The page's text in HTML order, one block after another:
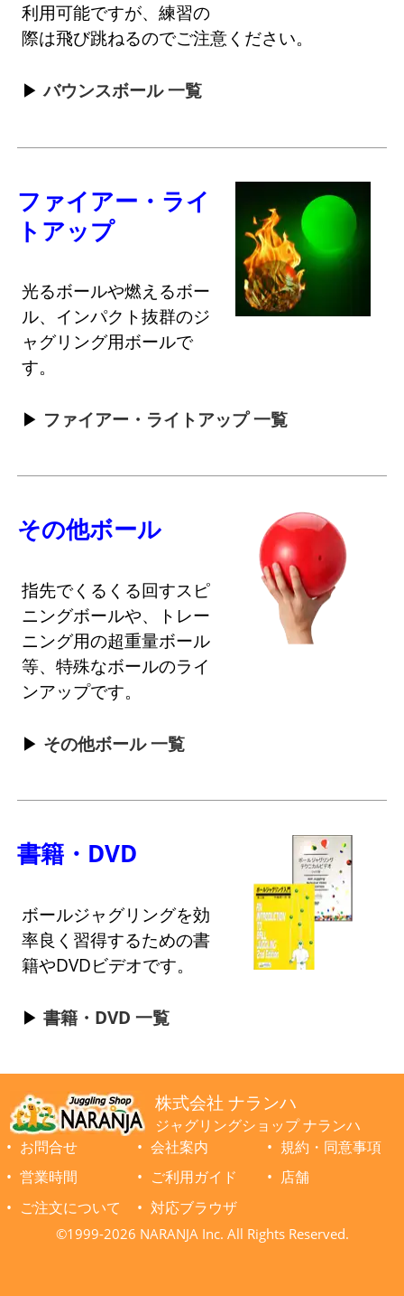
利用可能ですが、練習の
際は飛び跳ねるのでご注意ください。
バウンスボール 一覧
ファイアー・ライ
トアップ
光るボールや燃えるボー
ル、インパクト抜群のジ
ャグリング用ボールで
す。
ファイアー・ライトアップ 一覧
その他ボール
指先でくるくる回すスピ
ニングボールや、トレー
ニング用の超重量ボール
等、特殊なボールのライ
ンアップです。
その他ボール 一覧
書籍・DVD
ボールジャグリングを効
率良く習得するための書
籍やDVDビデオです。
書籍・DVD 一覧
株式会社 ナランハ
ジャグリングショップ ナランハ
お問合せ
会社案内
規約・同意事項
営業時間
ご利用ガイド
店舗
ご注文について
対応ブラウザ
©1999-2026 NARANJA Inc. All Rights Reserved.